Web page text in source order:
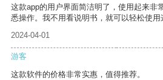
这款app的用户界面简洁明了，使用起来非
悉操作。我不用看说明书，就可以轻松使用
2024-04-01
游客
这款软件的价格非常实惠，值得推荐。